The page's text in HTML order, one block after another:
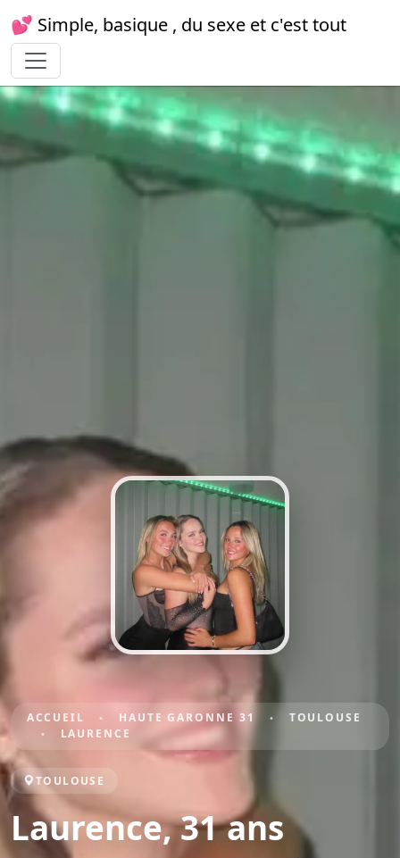
💕 Simple, basique , du sexe et c'est tout
ACCUEIL HAUTE GARONNE 31
TOULOUSE
LAURENCE
TOULOUSE
Laurence, 31 ans